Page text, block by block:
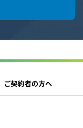
ご契約者の方へ